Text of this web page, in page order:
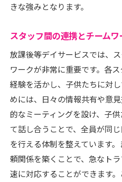
きな強みとなります。
スタッフ間の連携とチームワ
放課後等デイサービスでは、
ワークが非常に重要です。各
経験を活かし、子供たちに対
めには、日々の情報共有や意
的なミーティングを設け、子
て話し合うことで、全員が同
を行える体制を整えています
頼関係を築くことで、急なト
速に対応することができます